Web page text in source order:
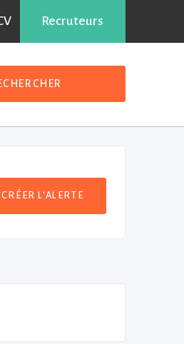
Recruteurs
CRÉER L'ALERTE